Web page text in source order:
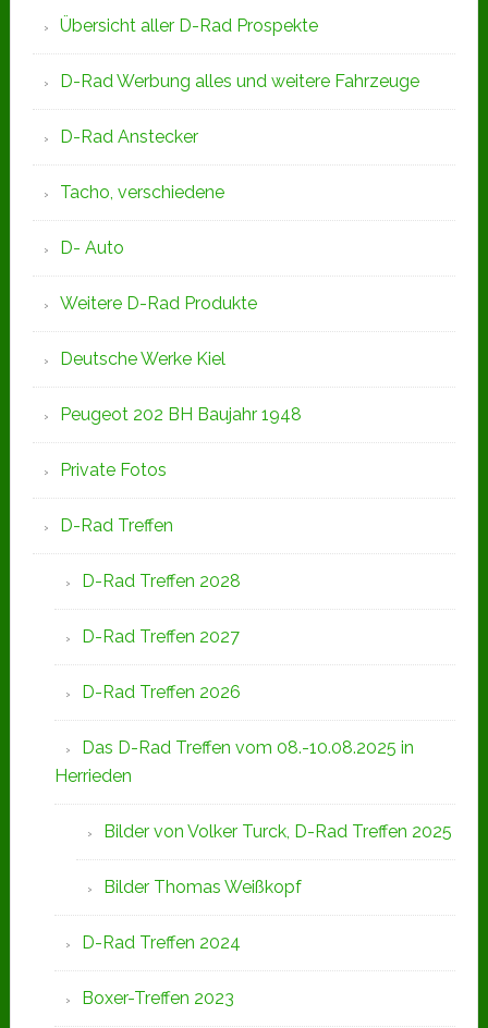
Übersicht aller D-Rad Prospekte
D-Rad Werbung alles und weitere Fahrzeuge
D-Rad Anstecker
Tacho, verschiedene
D- Auto
Weitere D-Rad Produkte
Deutsche Werke Kiel
Peugeot 202 BH Baujahr 1948
Private Fotos
D-Rad Treffen
D-Rad Treffen 2028
D-Rad Treffen 2027
D-Rad Treffen 2026
Das D-Rad Treffen vom 08.-10.08.2025 in
Herrieden
Bilder von Volker Turck, D-Rad Treffen 2025
Bilder Thomas Weißkopf
D-Rad Treffen 2024
Boxer-Treffen 2023